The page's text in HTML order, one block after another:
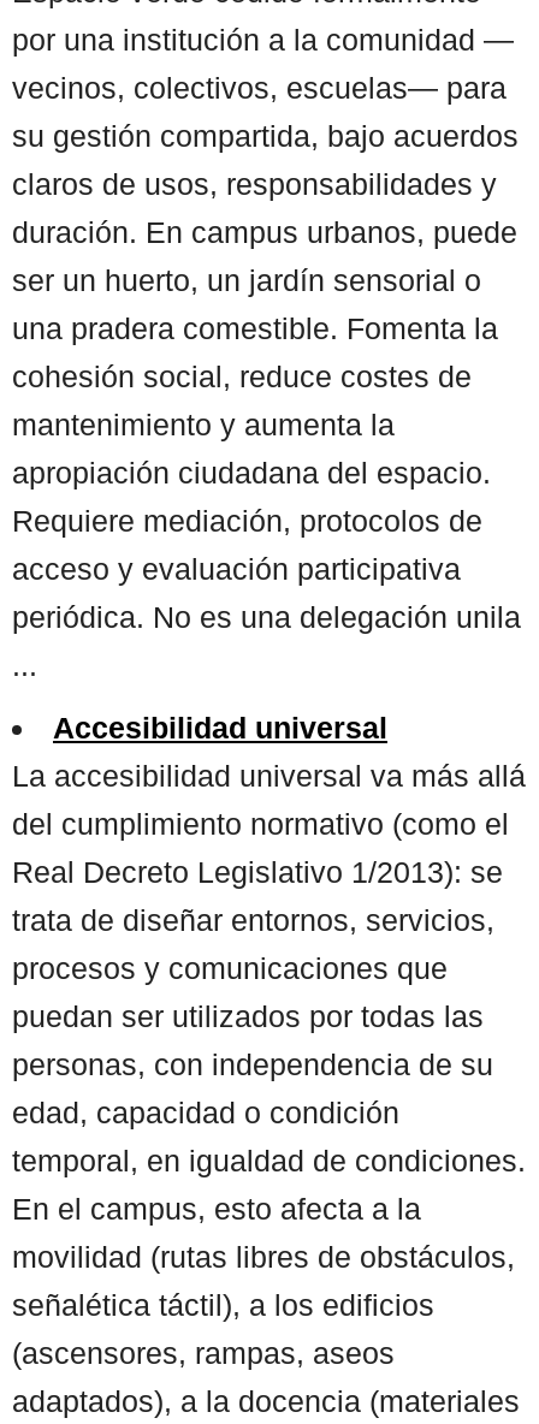
por una institución a la comunidad —
vecinos, colectivos, escuelas— para
su gestión compartida, bajo acuerdos
claros de usos, responsabilidades y
duración. En campus urbanos, puede
ser un huerto, un jardín sensorial o
una pradera comestible. Fomenta la
cohesión social, reduce costes de
mantenimiento y aumenta la
apropiación ciudadana del espacio.
Requiere mediación, protocolos de
acceso y evaluación participativa
periódica. No es una delegación unila
...
Accesibilidad universal
La accesibilidad universal va más allá
del cumplimiento normativo (como el
Real Decreto Legislativo 1/2013): se
trata de diseñar entornos, servicios,
procesos y comunicaciones que
puedan ser utilizados por todas las
personas, con independencia de su
edad, capacidad o condición
temporal, en igualdad de condiciones.
En el campus, esto afecta a la
movilidad (rutas libres de obstáculos,
señalética táctil), a los edificios
(ascensores, rampas, aseos
adaptados), a la docencia (materiales